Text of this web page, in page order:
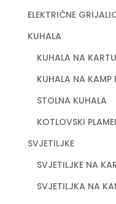
ELEKTRIČNE
KUHALA
KUHALA NA
KUHALA NA KAMP
STOLNA KUHALA
KOTLOVSKI
SVJETILJKE
SVJETILJKE NA
SVJETILJKA NA